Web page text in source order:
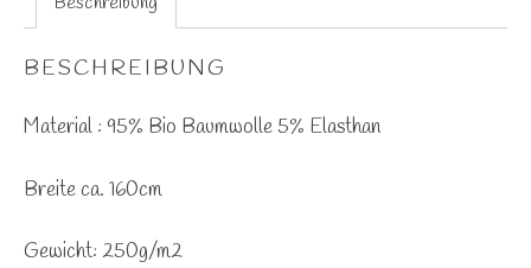
BESCHREIBUNG
Material : 95% Bio Baumwolle 5% Elasthan
Breite ca. 160cm
Gewicht: 250g/m2